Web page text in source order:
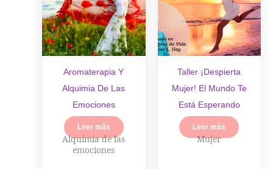
Aromaterapia Y
Alquimia De Las
Emociones
Leer más
Alquímia de las
emociones
Taller ¡Despierta
Mujer! El Mundo Te
Está Esperando
Leer más
Mujer